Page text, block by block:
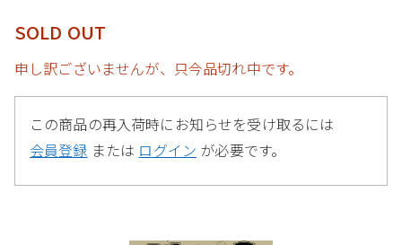
SOLD OUT
申し訳ございませんが、只今品切れ中です。
この商品の再入荷時にお知らせを受け取るには
会員登録 または ログイン が必要です。